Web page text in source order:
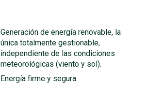
Generación de energía renovable, la
única totalmente gestionable,
independiente de las condiciones
meteorológicas (viento y sol).
Energía firme y segura.